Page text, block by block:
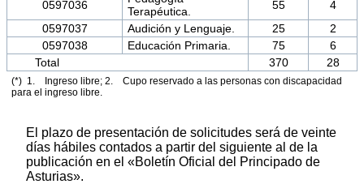
0597036
Terapéutica.
55
4
0597037
Audición y Lenguaje. 25
2
0597038
Educación Primaria. 75
6
Total
370 28
(*) 1. Ingreso libre; 2. Cupo reservado a las personas con discapacidad
para el ingreso libre.
El plazo de presentación de solicitudes será de veinte
días hábiles contados a partir del siguiente al de la
publicación en el «Boletín Oficial del Principado de
Asturias».